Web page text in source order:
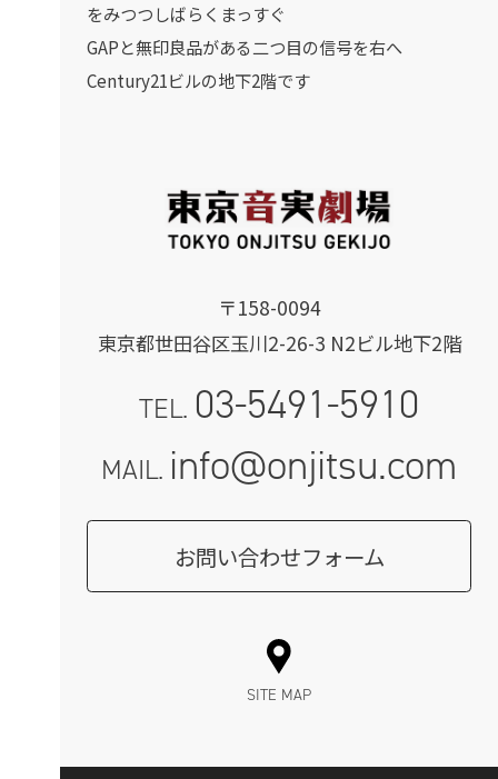
〒158-0094
東京都世田谷区玉川2-26-3 N2ビル地下2階
TEL. 03-5491-5910
MAIL. info@onjitsu.com
お問い合わせフォーム
をみつつしばらくまっすぐ
GAPと無印良品がある二つ目の信号を右へ
Century21ビルの地下2階です
SITE MAP